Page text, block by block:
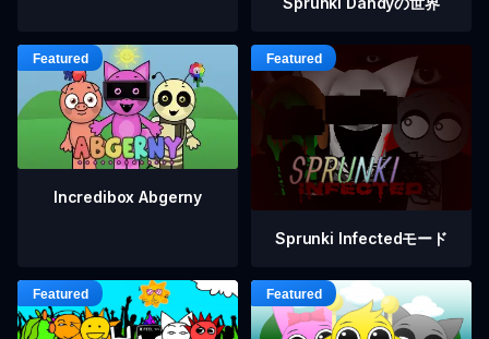
Incredibox Abgerny
Sprunki Infectedモード